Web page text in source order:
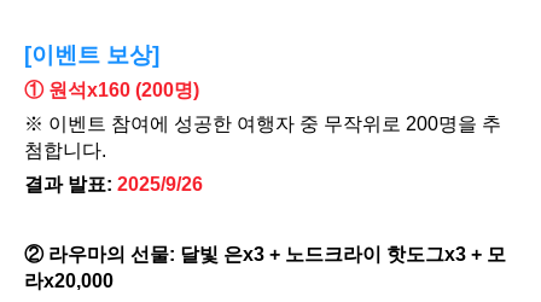
[이벤트 보상]
① 원석x160 (200명)
※ 이벤트 참여에 성공한 여행자 중 무작위로 200명을 추
첨합니다.
결과 발표: 2025/9/26
② 라우마의 선물: 달빛 은x3 + 노드크라이 핫도그x3 + 모
라x20,000